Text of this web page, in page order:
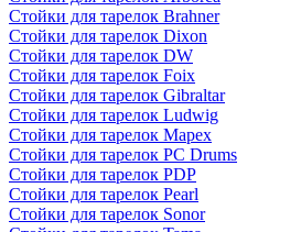
Стойки для тарелок Brahner
Стойки для тарелок Dixon
Стойки для тарелок DW
Стойки для тарелок Foix
Стойки для тарелок Gibraltar
Стойки для тарелок Ludwig
Стойки для тарелок Mapex
Стойки для тарелок PC Drums
Стойки для тарелок PDP
Стойки для тарелок Pearl
Стойки для тарелок Sonor